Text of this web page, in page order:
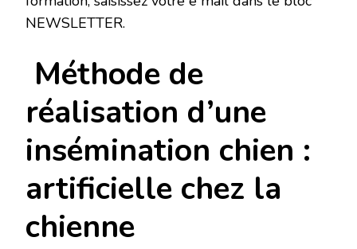
NEWSLETTER.
Méthode de
réalisation d’une
insémination chien :
artificielle chez la
chienne